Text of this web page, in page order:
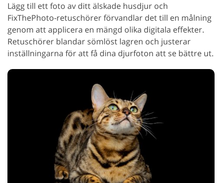
Lägg till ett foto av ditt älskade husdjur och
FixThePhoto-retuschörer förvandlar det till en målning
genom att applicera en mängd olika digitala effekter.
Retuschörer blandar sömlöst lagren och justerar
inställningarna för att få dina djurfoton att se bättre ut.